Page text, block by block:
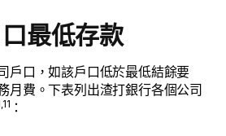
最低存款
戶口，如該戶口低於最低結餘要
月費。下表列出渣打銀行各個公司
：